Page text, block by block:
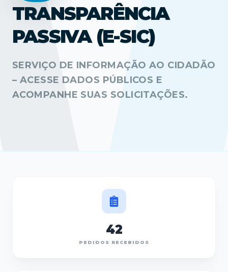
TRANSPARÊNCIA
PASSIVA (E-SIC)
SERVIÇO DE INFORMAÇÃO AO CIDADÃO
– ACESSE DADOS PÚBLICOS E
ACOMPANHE SUAS SOLICITAÇÕES.
42
PEDIDOS RECEBIDOS